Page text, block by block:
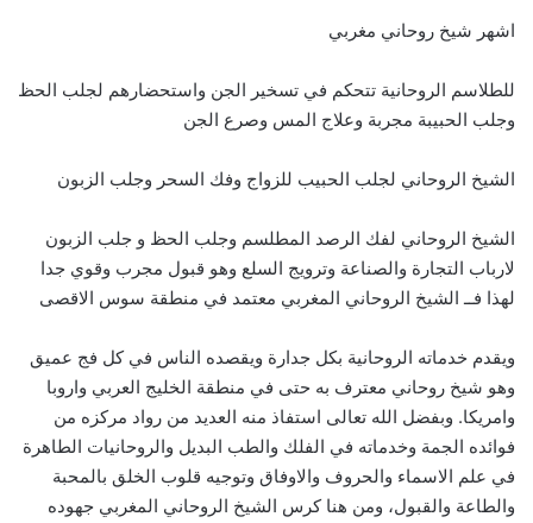
اشهر شيخ روحاني مغربي
للطلاسم الروحانية تتحكم في تسخير الجن واستحضارهم لجلب الحظ
وجلب الحبيبة مجربة وعلاج المس وصرع الجن
الشيخ الروحاني لجلب الحبيب للزواج وفك السحر وجلب الزبون
الشيخ الروحاني لفك الرصد المطلسم وجلب الحظ و جلب الزبون
لارباب التجارة والصناعة وترويج السلع وهو قبول مجرب وقوي جدا
لهذا فــ الشيخ الروحاني المغربي معتمد في منطقة سوس الاقصى
ويقدم خدماته الروحانية بكل جدارة ويقصده الناس في كل فج عميق
وهو شيخ روحاني معترف به حتى في منطقة الخليج العربي واروبا
وامريكا. وبفضل الله تعالى استفاذ منه العديد من رواد مركزه من
فوائده الجمة وخدماته في الفلك والطب البديل والروحانيات الطاهرة
في علم الاسماء والحروف والاوفاق وتوجيه قلوب الخلق بالمحبة
والطاعة والقبول، ومن هنا كرس الشيخ الروحاني المغربي جهوده